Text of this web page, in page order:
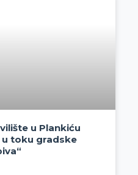
u Plankiću
u toku gradske